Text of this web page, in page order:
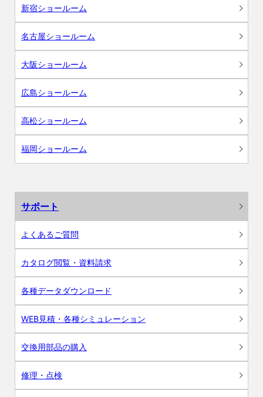
新宿ショールーム
名古屋ショールーム
大阪ショールーム
広島ショールーム
高松ショールーム
福岡ショールーム
サポート
よくあるご質問
カタログ閲覧・資料請求
各種データダウンロード
WEB見積・各種シミュレーション
交換用部品の購入
修理・点検